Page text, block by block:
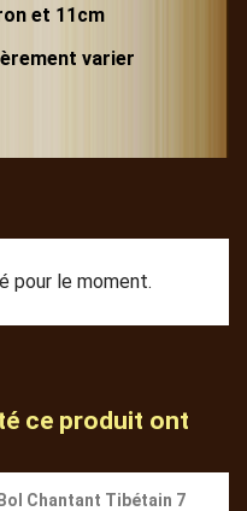
et 11cm
varier
pour le moment.
ce produit ont
Bol Chantant Tibétain 7